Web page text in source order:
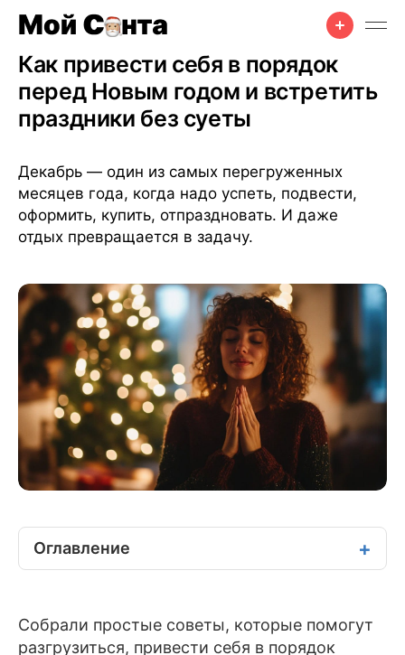
Советы • 17 авг. 2025 г. • 5 мин чтения
Как привести себя в порядок
перед Новым годом и встретить
праздники без суеты
Декабрь — один из самых перегруженных
месяцев года, когда надо успеть, подвести,
оформить, купить, отпраздновать. И даже
отдых превращается в задачу.
Оглавление
Собрали простые советы, которые помогут
разгрузиться, привести себя в порядок